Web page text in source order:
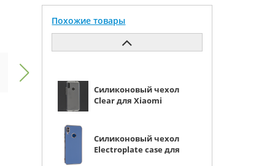
Похожие товары
Силиконовый чехол
Clear для Xiaomi
Силиконовый чехол
Electroplate case для